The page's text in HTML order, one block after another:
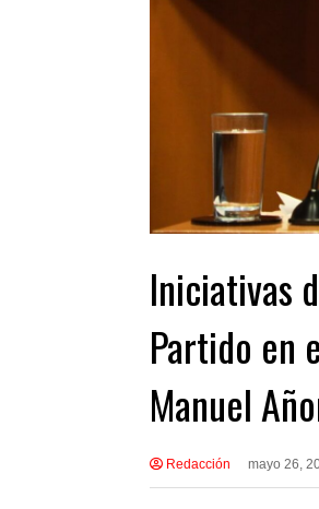
Iniciativas
Partido en
Manuel
Redacción mayo 26,